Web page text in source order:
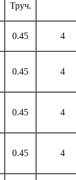
Труч.
0.45 4
0.45 4
0.45 4
0.45 4